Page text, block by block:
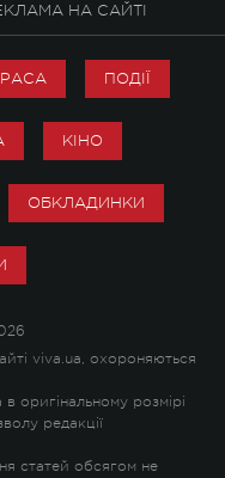
НА САЙТІ
ПОДІЇ
КІНО
ОБКЛАДИНКИ
viva.ua, охороняються
оригінальному розмірі
редакції
статей обсягом не